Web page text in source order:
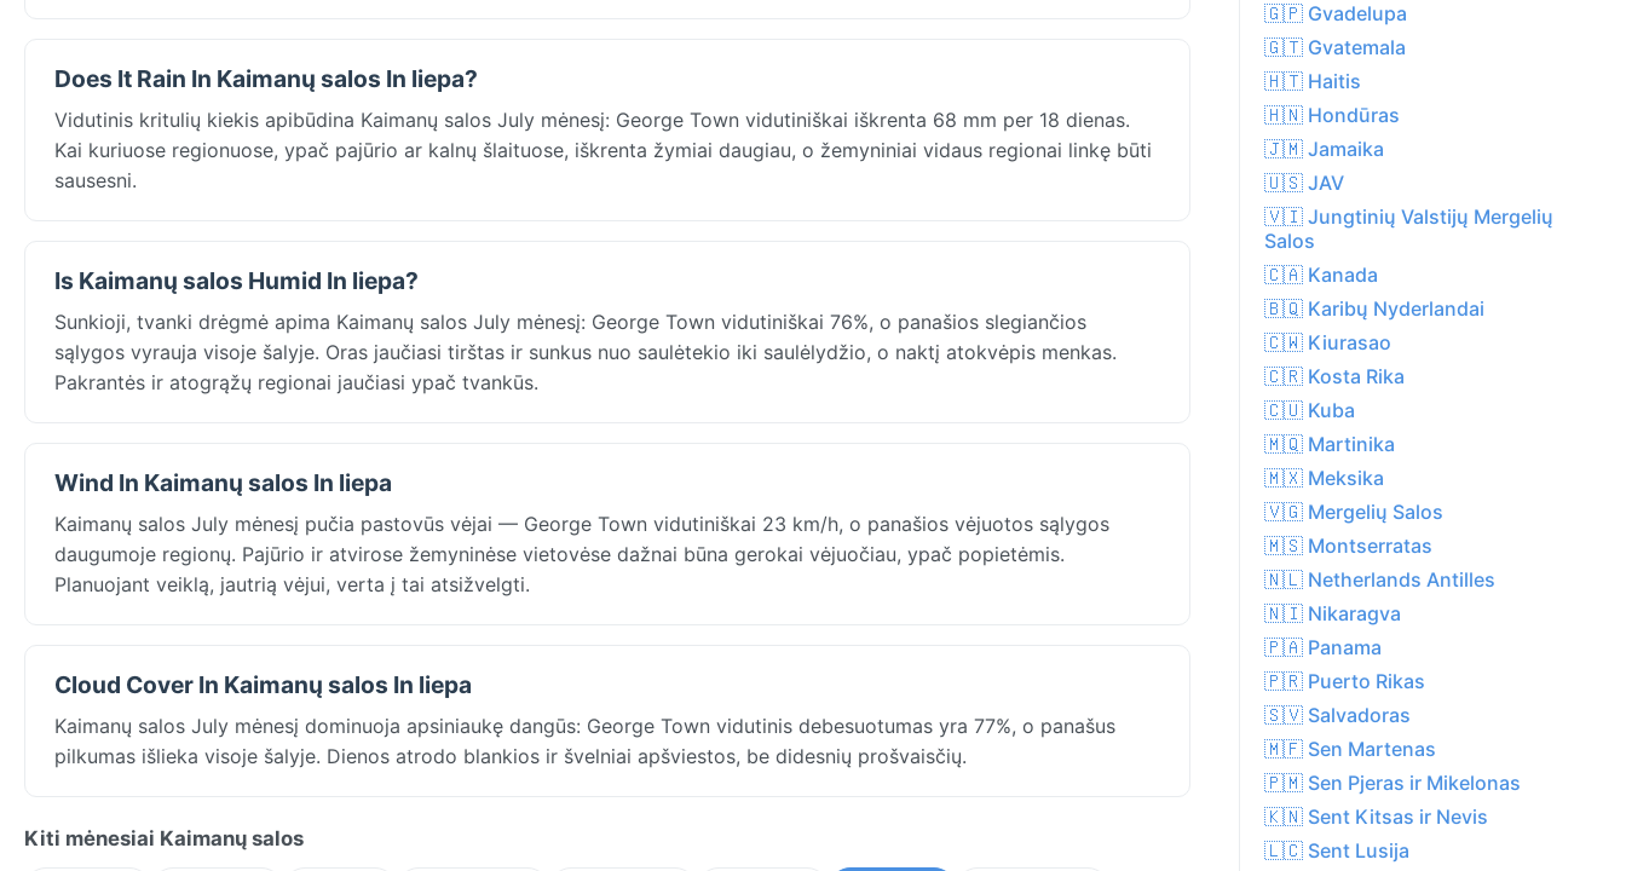
Does It Rain In Kaimanų salos In liepa?
Vidutinis kritulių kiekis apibūdina Kaimanų salos July mėnesį: George Town vidutiniškai iškrenta 68 mm per 18 dienas.
Kai kuriuose regionuose, ypač pajūrio ar kalnų šlaituose, iškrenta žymiai daugiau, o žemyniniai vidaus regionai linkę būti
sausesni.
Is Kaimanų salos Humid In liepa?
Sunkioji, tvanki drėgmė apima Kaimanų salos July mėnesį: George Town vidutiniškai 76%, o panašios slegiančios
sąlygos vyrauja visoje šalyje. Oras jaučiasi tirštas ir sunkus nuo saulėtekio iki saulėlydžio, o naktį atokvėpis menkas.
Pakrantės ir atogrąžų regionai jaučiasi ypač tvankūs.
Wind In Kaimanų salos In liepa
Kaimanų salos July mėnesį pučia pastovūs vėjai — George Town vidutiniškai 23 km/h, o panašios vėjuotos sąlygos
daugumoje regionų. Pajūrio ir atvirose žemyninėse vietovėse dažnai būna gerokai vėjuočiau, ypač popietėmis.
Planuojant veiklą, jautrią vėjui, verta į tai atsižvelgti.
Cloud Cover In Kaimanų salos In liepa
Kaimanų salos July mėnesį dominuoja apsiniaukę dangūs: George Town vidutinis debesuotumas yra 77%, o panašus
pilkumas išlieka visoje šalyje. Dienos atrodo blankios ir švelniai apšviestos, be didesnių prošvaisčių.
Kiti mėnesiai Kaimanų salos
🇬🇵 Gvadelupa
🇬🇹 Gvatemala
🇭🇹 Haitis
🇭🇳 Hondūras
🇯🇲 Jamaika
🇺🇸 JAV
🇻🇮 Jungtinių Valstijų Mergelių
Salos
🇨🇦 Kanada
🇧🇶 Karibų Nyderlandai
🇨🇼 Kiurasao
🇨🇷 Kosta Rika
🇨🇺 Kuba
🇲🇶 Martinika
🇲🇽 Meksika
🇻🇬 Mergelių Salos
🇲🇸 Montserratas
🇳🇱 Netherlands Antilles
🇳🇮 Nikaragva
🇵🇦 Panama
🇵🇷 Puerto Rikas
🇸🇻 Salvadoras
🇲🇫 Sen Martenas
🇵🇲 Sen Pjeras ir Mikelonas
🇰🇳 Sent Kitsas ir Nevis
🇱🇨 Sent Lusija